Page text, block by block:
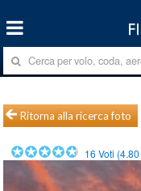
Ritorna alla ricerca foto
16 Voti (4.80